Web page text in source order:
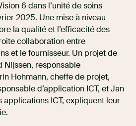
6 dans l’unité de soins
2025. Une mise à niveau
la qualité et l’efficacité des
collaboration entre
et le fournisseur. Un projet de
Nijssen, responsable
Hohmann, cheffe de projet,
d’application ICT, et Jan
applications ICT, expliquent leur